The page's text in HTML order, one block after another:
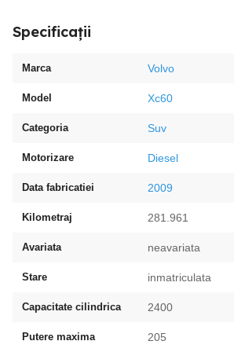
Specificații
Marca Volvo
Model Xc60
Categoria Suv
Motorizare Diesel
Data fabricatiei 2009
Kilometraj 281.961
Avariata neavariata
Stare inmatriculata
Capacitate cilindrica 2400
Putere maxima 205